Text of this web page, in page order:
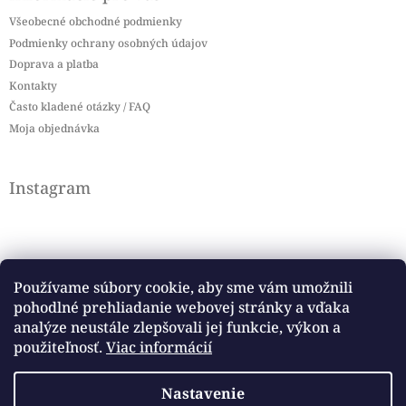
Používame súbory cookie, aby sme vám umožnili
pohodlné prehliadanie webovej stránky a vďaka
analýze neustále zlepšovali jej funkcie, výkon a
použiteľnosť. Viac informácií
Nastavenie
Všeobecné obchodné podmienky
Podmienky ochrany osobných údajov
Doprava a platba
Kontakty
Často kladené otázky / FAQ
Moja objednávka
Instagram
Sledovať na Instagrame
Facebook